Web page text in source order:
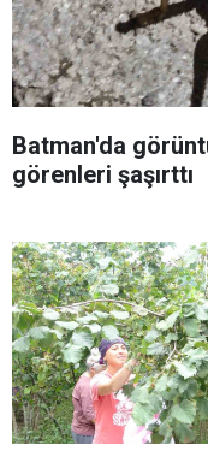
Batman'da
görenleri şaşırttı